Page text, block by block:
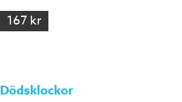
167 kr
Dödsklockor